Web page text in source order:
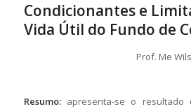
Condicionantes e
Vida Útil do Fundo de
Prof. Me
Resumo: apresenta-se o